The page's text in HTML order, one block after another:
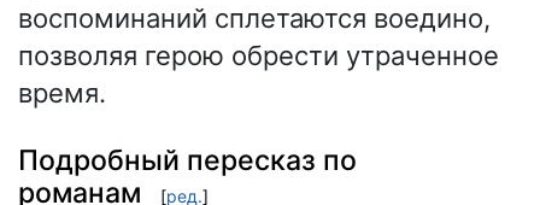
воспоминаний сплетаются воедино,
позволяя герою обрести утраченное
время.
Подробный пересказ по
романам
[ред.]